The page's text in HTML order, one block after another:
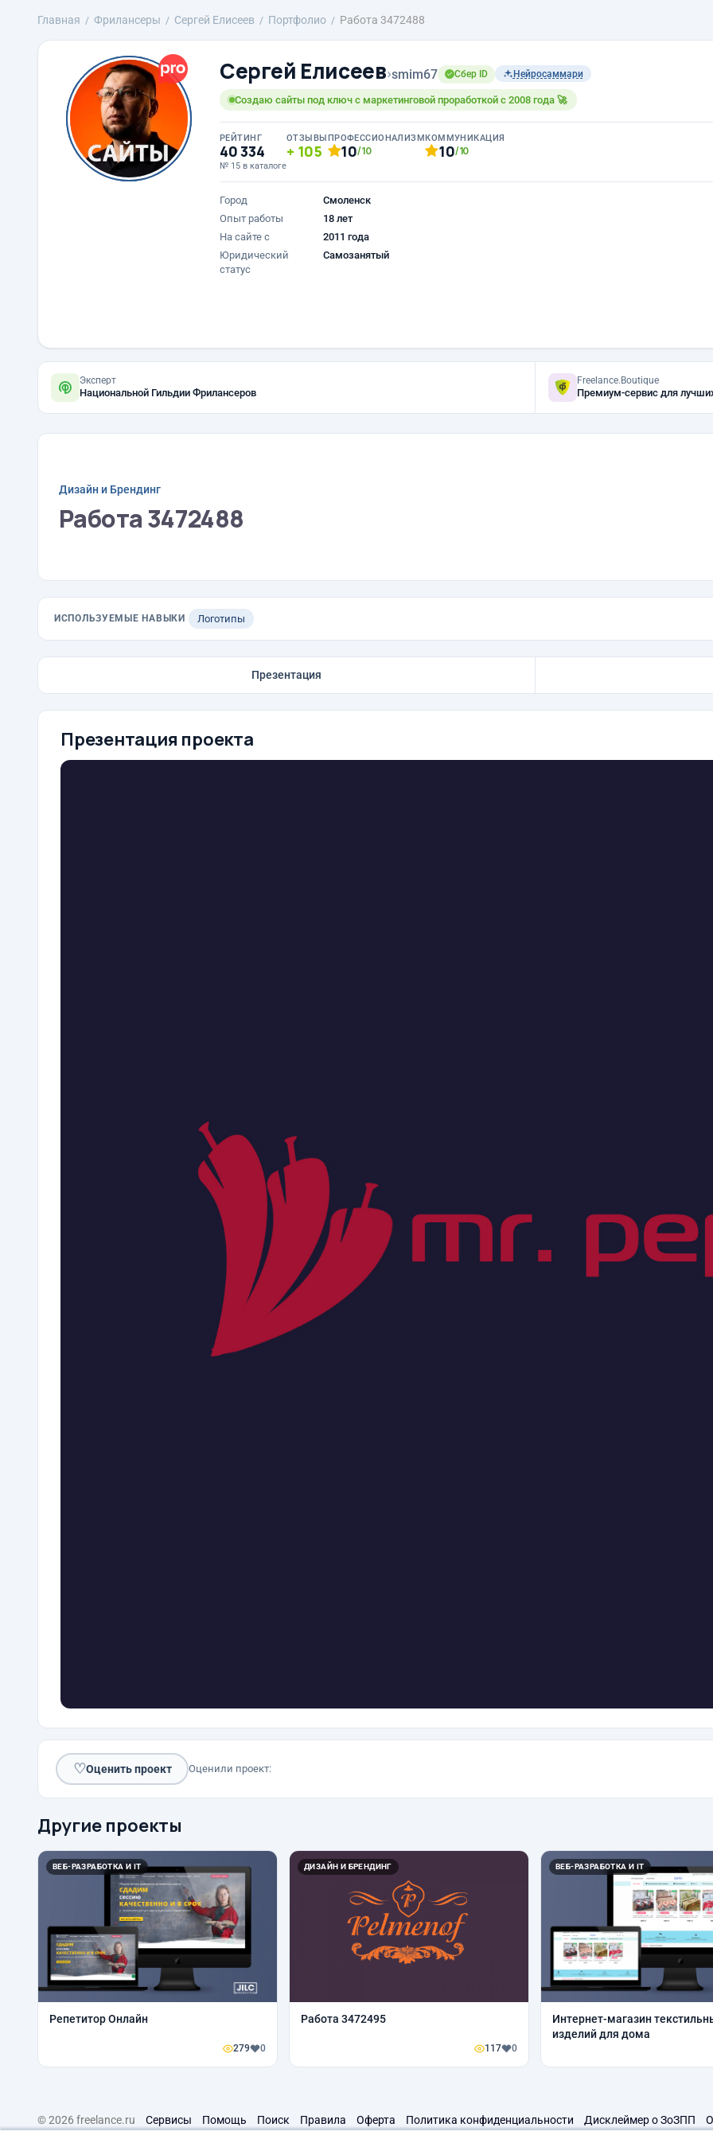
Главная Фрилансеры Сергей Елисеев Портфолио Работа 3472488
Сергей Елисеев›smim67 Сбер ID Нейросаммари
Создаю сайты под ключ с маркетинговой проработкой с 2008 года 🚀
РЕЙТИНГ
40 334
№ 15 в каталоге
ОТЗЫВЫ
105
ПРОФЕССИОНАЛИЗМ
10/10
КОММУНИКАЦИЯ
10/10
Город
Смоленск
Опыт работы
18 лет
На сайте с
2011 года
Юридический
статус
Самозанятый
Эксперт
Национальной Гильдии Фрилансеров
Freelance.Boutique
Премиум-сервис для
Дизайн и Брендинг
Работа 3472488
ИСПОЛЬЗУЕМЫЕ НАВЫКИ Логотипы
Презентация
Презентация проекта
♡Оценить проект Оценили проект:
Другие проекты
ВЕБ-РАЗРАБОТКА И IT
Репетитор Онлайн
279 0
ДИЗАЙН И БРЕНДИНГ
Работа 3472495
117 0
ВЕБ-РАЗРАБОТКА И IT
Интернет-магазин
изделий для дома
© 2026 freelance.ru Сервисы Помощь Поиск Правила Оферта Политика конфиденциальности Дисклеймер о ЗоЗПП